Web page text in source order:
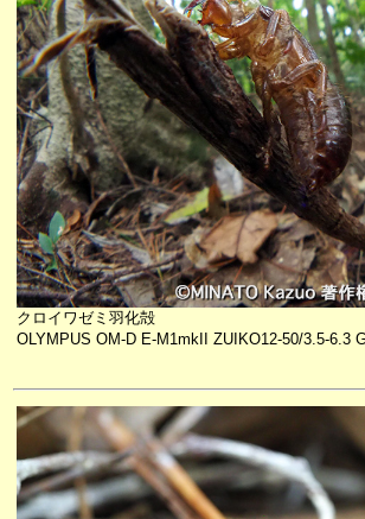
クロイワゼミ羽化殻
OLYMPUS OM-D E-M1mkII ZUIKO12-50/3.5-6.3